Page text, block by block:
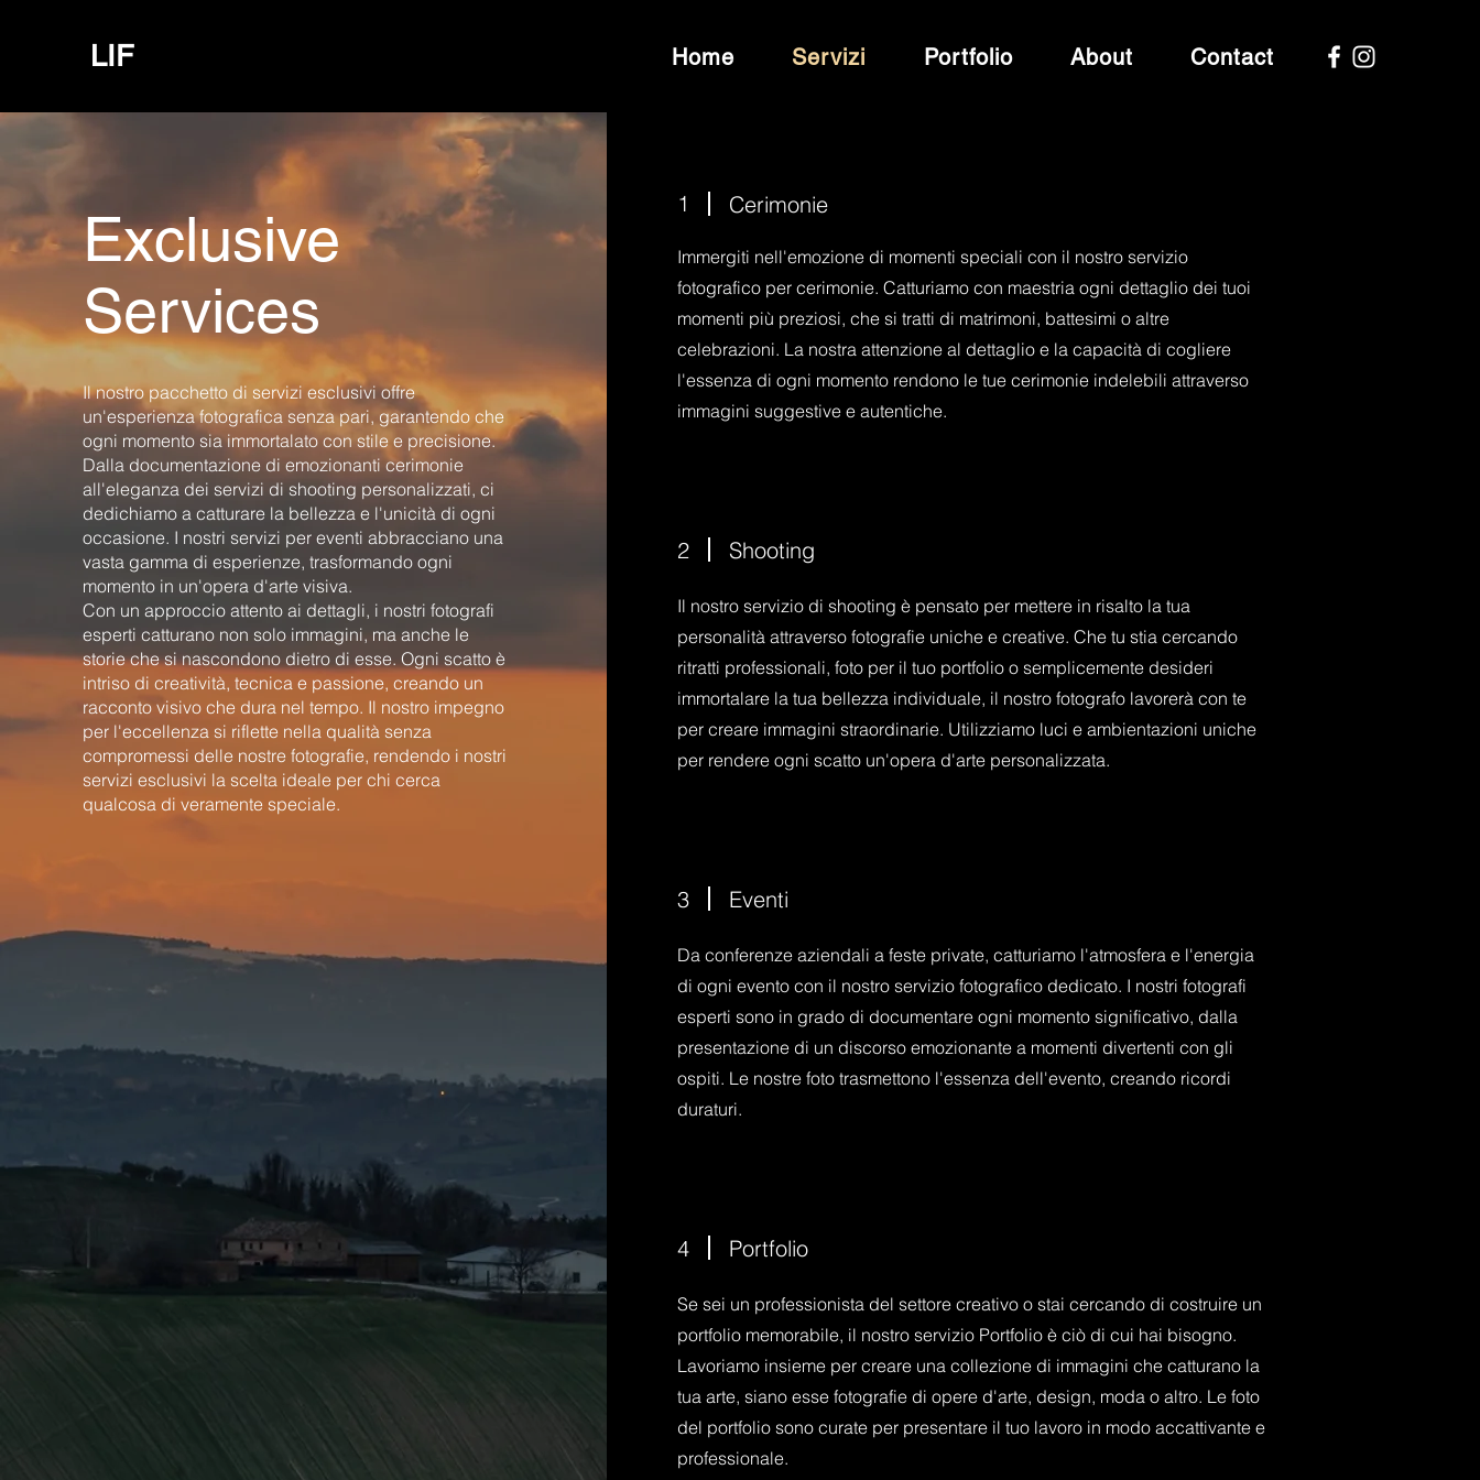
LIF Home Servizi Portfolio About Contact
Exclusive
Services
Il nostro pacchetto di servizi esclusivi offre
un'esperienza fotografica senza pari, garantendo che
ogni momento sia immortalato con stile e precisione.
Dalla documentazione di emozionanti cerimonie
all'eleganza dei servizi di shooting personalizzati, ci
dedichiamo a catturare la bellezza e l'unicità di ogni
occasione. I nostri servizi per eventi abbracciano una
vasta gamma di esperienze, trasformando ogni
momento in un'opera d'arte visiva.
Con un approccio attento ai dettagli, i nostri fotografi
esperti catturano non solo immagini, ma anche le
storie che si nascondono dietro di esse. Ogni scatto è
intriso di creatività, tecnica e passione, creando un
racconto visivo che dura nel tempo. Il nostro impegno
per l'eccellenza si riflette nella qualità senza
compromessi delle nostre fotografie, rendendo i nostri
servizi esclusivi la scelta ideale per chi cerca
qualcosa di veramente speciale.
1 Cerimonie
Immergiti nell'emozione di momenti speciali con il nostro servizio
fotografico per cerimonie. Catturiamo con maestria ogni dettaglio dei tuoi
momenti più preziosi, che si tratti di matrimoni, battesimi o altre
celebrazioni. La nostra attenzione al dettaglio e la capacità di cogliere
l'essenza di ogni momento rendono le tue cerimonie indelebili attraverso
immagini suggestive e autentiche.
2 Shooting
Il nostro servizio di shooting è pensato per mettere in risalto la tua
personalità attraverso fotografie uniche e creative. Che tu stia cercando
ritratti professionali, foto per il tuo portfolio o semplicemente desideri
immortalare la tua bellezza individuale, il nostro fotografo lavorerà con te
per creare immagini straordinarie. Utilizziamo luci e ambientazioni uniche
per rendere ogni scatto un'opera d'arte personalizzata.
3 Eventi
Da conferenze aziendali a feste private, catturiamo l'atmosfera e l'energia
di ogni evento con il nostro servizio fotografico dedicato. I nostri fotografi
esperti sono in grado di documentare ogni momento significativo, dalla
presentazione di un discorso emozionante a momenti divertenti con gli
ospiti. Le nostre foto trasmettono l'essenza dell'evento, creando ricordi
duraturi.
4 Portfolio
Se sei un professionista del settore creativo o stai cercando di costruire un
portfolio memorabile, il nostro servizio Portfolio è ciò di cui hai bisogno.
Lavoriamo insieme per creare una collezione di immagini che catturano la
tua arte, siano esse fotografie di opere d'arte, design, moda o altro. Le foto
del portfolio sono curate per presentare il tuo lavoro in modo accattivante e
professionale.